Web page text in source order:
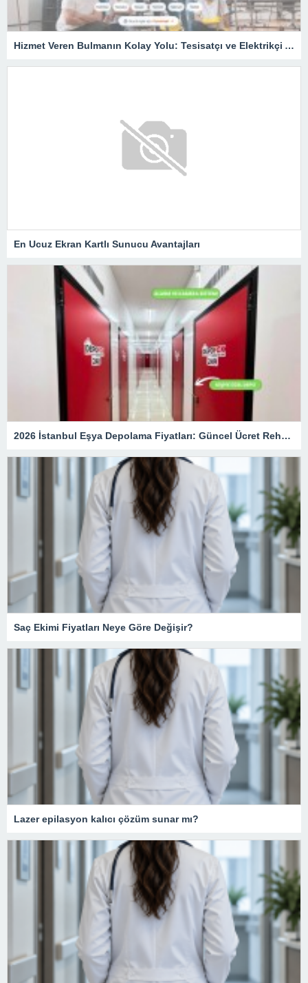
Hizmet Veren Bulmanın Kolay Yolu: Tesisatçı ve Elektrikçi Ararken Nelere Dikkat Edilmeli?
En Ucuz Ekran Kartlı Sunucu Avantajları
2026 İstanbul Eşya Depolama Fiyatları: Güncel Ücret Rehberi
Saç Ekimi Fiyatları Neye Göre Değişir?
Lazer epilasyon kalıcı çözüm sunar mı?